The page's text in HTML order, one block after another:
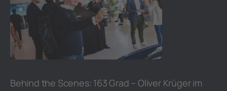
Behind the Scenes: 163 Grad – Oliver Krüger im